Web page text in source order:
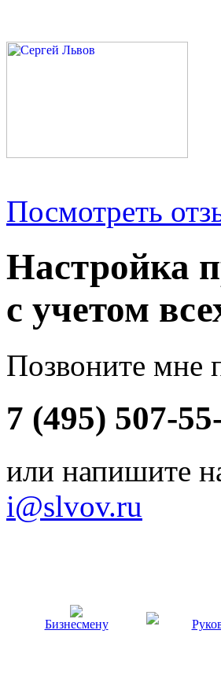
Посмотреть
Настройка
с учетом
Позвоните мне
7 (495) 507-
или напишите
i@slvov.ru
Бизнесмену